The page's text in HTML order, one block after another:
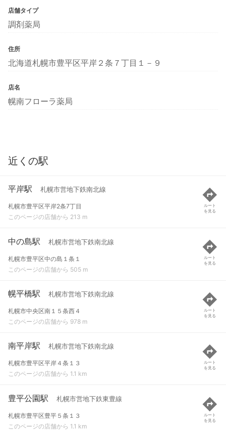
店舗タイプ
調剤薬局
住所
北海道札幌市豊平区平岸２条７丁目１－９
店名
幌南フローラ薬局
近くの駅
平岸駅 札幌市営地下鉄南北線
札幌市豊平区平岸2条7丁目
このページの店舗から 213 m
ルート
を見る
中の島駅 札幌市営地下鉄南北線
札幌市豊平区中の島１条１
このページの店舗から 505 m
ルート
を見る
幌平橋駅 札幌市営地下鉄南北線
札幌市中央区南１５条西４
このページの店舗から 978 m
ルート
を見る
南平岸駅 札幌市営地下鉄南北線
札幌市豊平区平岸４条１３
このページの店舗から 1.1 km
ルート
を見る
豊平公園駅 札幌市営地下鉄東豊線
札幌市豊平区豊平５条１３
このページの店舗から 1.1 km
ルート
を見る